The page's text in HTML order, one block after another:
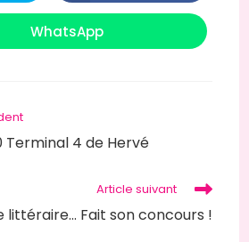
une
Ouvrir
dans
WhatsApp
Terminal 4 de Hervé
Article suivant
littéraire… Fait son concours !